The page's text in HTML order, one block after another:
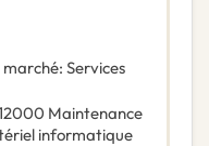
: Services
Maintenance
informatique